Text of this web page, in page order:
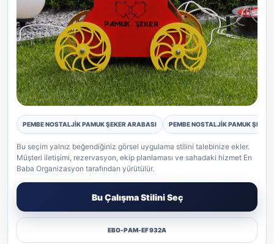
Pamuk Şeker gerçek etkinlik uygulaması
PEMBE NOSTALJİK PAMUK ŞEKER ARABASI PEMBE NOSTALJİK PAMUK
Bu seçim yalnız beğendiğiniz görsel uygulama stilini talebinize ekler.
Müşteri iletişimi, rezervasyon, ekip planlaması ve sahadaki hizmet En
Baba Organizasyon tarafından yürütülür.
Bu Çalışma Stilini Seç
EBO-PAM-EF932A